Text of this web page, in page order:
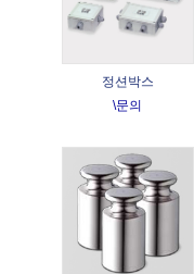
정션박스
\문의